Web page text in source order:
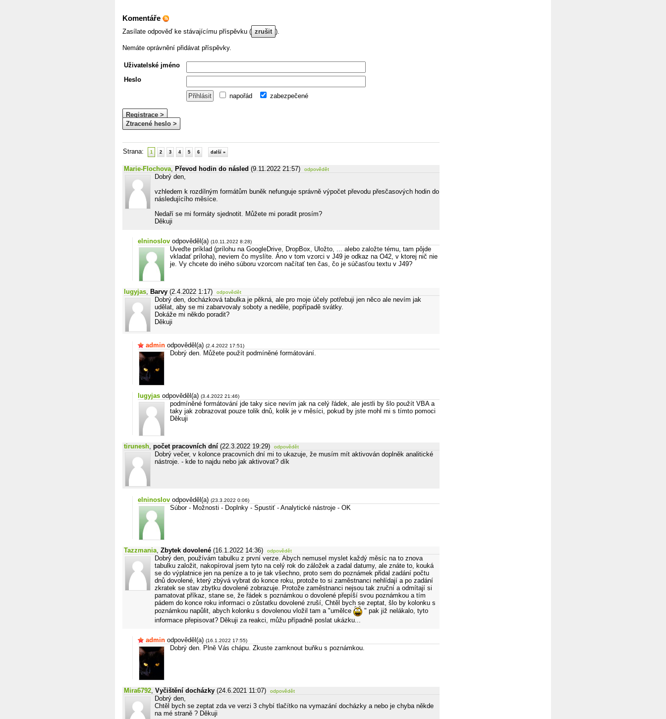
Komentáře
Zasílate odpověď ke stávajícímu příspěvku ( zrušit ).
Nemáte oprávnění přidávat příspěvky.
Uživatelské jméno
Heslo
napořád zabezpečené
Registrace >
Ztracené heslo >
Strana: 1 2 3 4 5 6 další »
Marie-Flochova, Převod hodin do násled (9.11.2022 21:57) odpovědět
Dobrý den,
vzhledem k rozdílným formátům buněk nefunguje správně výpočet převodu přesčasových hodin do
následujícího měsíce.
Nedaří se mi formáty sjednotit. Můžete mi poradit prosím?
Děkuji
elninoslov odpověděl(a) (10.11.2022 8:28)
Uveďte príklad (prílohu na GoogleDrive, DropBox, Uložto, ... alebo založte tému, tam pôjde
vkladať príloha), neviem čo myslíte. Áno v tom vzorci v J49 je odkaz na O42, v ktorej nič nie
je. Vy chcete do iného súboru vzorcom načítať ten čas, čo je súčasťou textu v J49?
lugyjas, Barvy (2.4.2022 1:17) odpovědět
Dobrý den, docházková tabulka je pěkná, ale pro moje účely potřebuji jen něco ale nevím jak
udělat, aby se mi zabarvovaly soboty a neděle, popřípadě svátky.
Dokáže mi někdo poradit?
Děkuji
admin odpověděl(a) (2.4.2022 17:51)
Dobrý den. Můžete použít podmíněné formátování.
lugyjas odpověděl(a) (3.4.2022 21:46)
podmíněné formátování jde taky sice nevím jak na celý řádek, ale jestli by šlo použít VBA a
taky jak zobrazovat pouze tolik dnů, kolik je v měsíci, pokud by jste mohl mi s tímto pomoci
Děkuji
tirunesh, počet pracovních dní (22.3.2022 19:29) odpovědět
Dobrý večer, v kolonce pracovních dní mi to ukazuje, že musím mít aktivován doplněk analitické
nástroje. - kde to najdu nebo jak aktivovat? dík
elninoslov odpověděl(a) (23.3.2022 0:06)
Súbor - Možnosti - Doplnky - Spustiť - Analytické nástroje - OK
Tazzmania, Zbytek dovolené (16.1.2022 14:36) odpovědět
Dobrý den, používám tabulku z první verze. Abych nemusel myslet každý měsíc na to znova
tabulku založit, nakopíroval jsem tyto na celý rok do záložek a zadal datumy, ale znáte to, kouká
se do výplatnice jen na peníze a to je tak všechno, proto sem do poznámek přidal zadání počtu
dnů dovolené, který zbývá vybrat do konce roku, protože to si zaměstnanci nehlídají a po zadání
zkratek se stav zbytku dovolené zobrazuje. Protože zaměstnanci nejsou tak zruční a odmítají si
pamatovat příkaz, stane se, že řádek s poznámkou o dovolené přepíší svou poznámkou a tím
pádem do konce roku informaci o zůstatku dovolené zruší, Chtěl bych se zeptat, šlo by kolonku s
poznámkou napůlit, abych kolonku s dovolenou vložil tam a "umělce
" pak již nelákalo, tyto
informace přepisovat? Děkuji za reakci, můžu případně poslat ukázku...
admin odpověděl(a) (16.1.2022 17:55)
Dobrý den. Plně Vás chápu. Zkuste zamknout buňku s poznámkou.
Mira6792, Vyčištění docházky (24.6.2021 11:07) odpovědět
Dobrý den,
Chtěl bych se zeptat zda ve verzi 3 chybí tlačítko na vymazání docházky a nebo je chyba někde
na mé straně ? Děkuji